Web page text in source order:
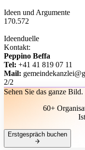
Ideen und Argumente
170.572
Ideenduelle
Kontakt:
Peppino Beffa
Tel: +41 41 819 07 11
Mail:
2/2
Sehen Sie das ganze Bild.
60+
Erstgespräch buchen